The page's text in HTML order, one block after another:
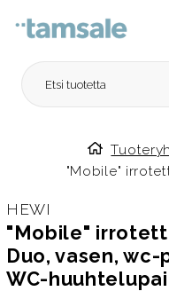
Etusivulle
"Mobile"
HEWI
"Mobile"
Duo, vasen,
WC-